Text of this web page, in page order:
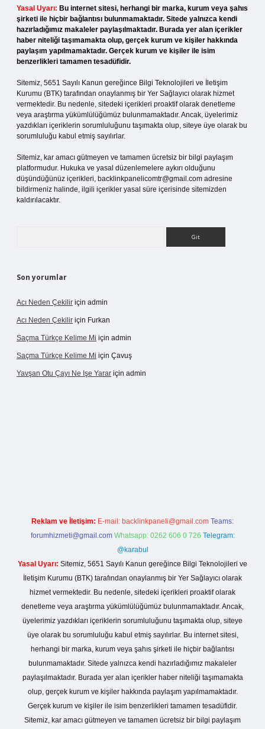
Yasal Uyarı: Bu internet sitesi, herhangi bir marka, kurum veya şahıs
şirketi ile hiçbir bağlantısı bulunmamaktadır. Sitede yalnızca kendi
hazırladığımız makaleler paylaşılmaktadır. Burada yer alan içerikler
haber niteliği taşımamakta olup, gerçek kurum ve kişiler hakkında
paylaşım yapılmamaktadır. Gerçek kurum ve kişiler ile isim
benzerlikleri tamamen tesadüfidir.
Sitemiz, 5651 Sayılı Kanun gereğince Bilgi Teknolojileri ve İletişim
Kurumu (BTK) tarafından onaylanmış bir Yer Sağlayıcı olarak hizmet
vermektedir. Bu nedenle, sitedeki içerikleri proaktif olarak denetleme
veya araştırma yükümlülüğümüz bulunmamaktadır. Ancak, üyelerimiz
yazdıkları içeriklerin sorumluluğunu taşımakta olup, siteye üye olarak bu
sorumluluğu kabul etmiş sayılırlar.
Sitemiz, kar amacı gütmeyen ve tamamen ücretsiz bir bilgi paylaşım
platformudur. Hukuka ve yasal düzenlemelere aykırı olduğunu
düşündüğünüz içerikleri, backlinkpanelicomtr@gmail.com adresine
bildirmeniz halinde, ilgili içerikler yasal süre içerisinde sitemizden
kaldırılacaktır.
Son yorumlar
Acı Neden Çekilir için admin
Acı Neden Çekilir için Furkan
Saçma Türkçe Kelime Mi için admin
Saçma Türkçe Kelime Mi için Çavuş
Yavşan Otu Çayı Ne Işe Yarar için admin
Reklam ve İletişim: E-mail: backlinkpaneli@gmail.com Teams:
forumhizmeti@gmail.com Whatsapp: 0262 606 0 726 Telegram:
@karabul
Yasal Uyarı: Sitemiz, 5651 Sayılı Kanun gereğince Bilgi Teknolojileri ve
İletişim Kurumu (BTK) tarafından onaylanmış bir Yer Sağlayıcı olarak
hizmet vermektedir. Bu nedenle, sitedeki içerikleri proaktif olarak
denetleme veya araştırma yükümlülüğümüz bulunmamaktadır. Ancak,
üyelerimiz yazdıkları içeriklerin sorumluluğunu taşımakta olup, siteye
üye olarak bu sorumluluğu kabul etmiş sayılırlar. Bu internet sitesi,
herhangi bir marka, kurum veya şahıs şirketi ile hiçbir bağlantısı
bulunmamaktadır. Sitede yalnızca kendi hazırladığımız makaleler
paylaşılmaktadır. Burada yer alan içerikler haber niteliği taşımamakta
olup, gerçek kurum ve kişiler hakkında paylaşım yapılmamaktadır.
Gerçek kurum ve kişiler ile isim benzerlikleri tamamen tesadüfidir.
Sitemiz, kar amacı gütmeyen ve tamamen ücretsiz bir bilgi paylaşım